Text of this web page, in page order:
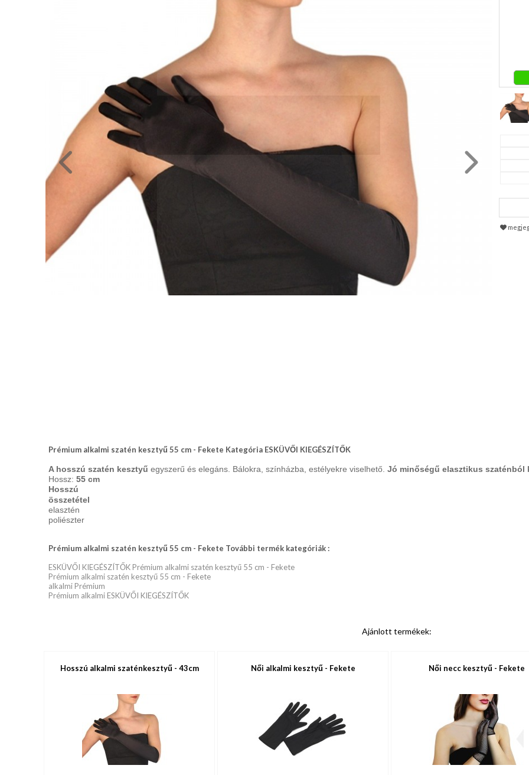
FORMARUHA
DÍSZDOBOZOS
TERMÉKEK
MOST
ÉRKEZETT!
BALLAGÁSRA
Egyedi
nyakkendő,
Prémium alkalmi szatén kesztyű 55 cm - Fekete Kategória ESKÜVŐI KIEGÉSZÍTŐK
A hosszú szatén kesztyű egyszerű és elegáns. Bálokra, színházba, estélyekre viselhető. Jó minőségű elasztikus szaténból
Hossz: 55 cm
Hosszú
összetétel
elasztén
poliészter
Prémium alkalmi szatén kesztyű 55 cm - Fekete További termék kategóriák :
ESKÜVŐI KIEGÉSZÍTŐK Prémium alkalmi szatén kesztyű 55 cm - Fekete
Prémium alkalmi szatén kesztyű 55 cm - Fekete
alkalmi Prémium
Prémium alkalmi ESKÜVŐI KIEGÉSZÍTŐK
Ajánlott termékek:
Hosszú alkalmi szaténkesztyű - 43cm Női alkalmi kesztyű - Fekete Női necc kesztyű - Fekete